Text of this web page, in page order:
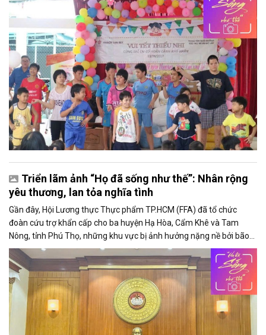
Triển lãm ảnh “Họ đã sống như thế”: Nhân rộng
yêu thương, lan tỏa nghĩa tình
Gần đây, Hội Lương thực Thực phẩm TP.HCM (FFA) đã tổ chức
đoàn cứu trợ khẩn cấp cho ba huyện Hạ Hòa, Cẩm Khê và Tam
Nông, tỉnh Phú Thọ, những khu vực bị ảnh hưởng nặng nề bởi bão
Yagi. Đoàn đã mang đến thực phẩm và dụng cụ gia đình với tổng
giá trị hơn 1,7 tỷ đồng, nhằm giúp đỡ người dân vượt qua giai đoạn
khó khăn.